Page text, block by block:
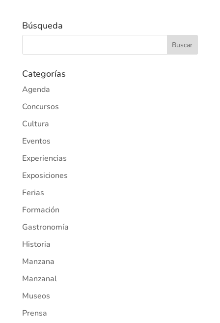
Búsqueda
Categorías
Agenda
Concursos
Cultura
Eventos
Experiencias
Exposiciones
Ferias
Formación
Gastronomía
Historia
Manzana
Manzanal
Museos
Prensa